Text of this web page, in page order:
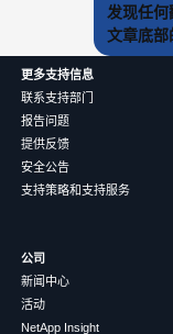
发现任何
文章底部
更多支持信息
联系支持部门
报告问题
提供反馈
安全公告
支持策略和支持服务
公司
新闻中心
活动
NetApp Insight